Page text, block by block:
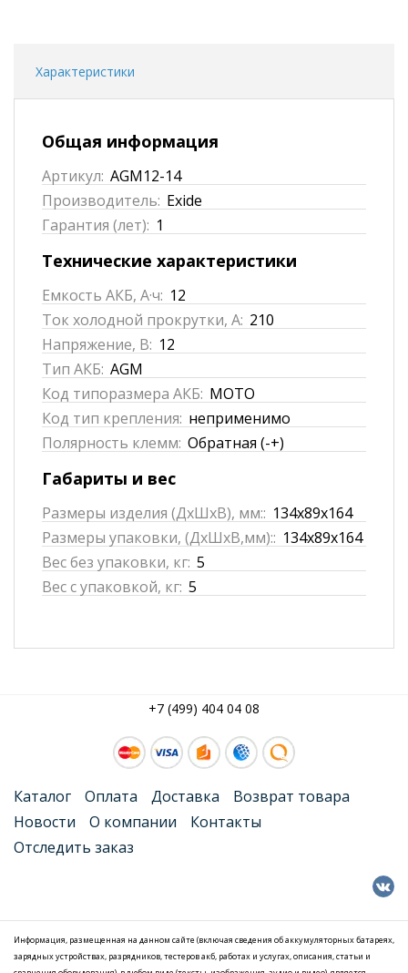
Характеристики
Общая информация
Артикул: AGM12-14
Производитель: Exide
Гарантия (лет): 1
Технические характеристики
Емкость АКБ, А·ч: 12
Ток холодной прокрутки, А: 210
Напряжение, В: 12
Тип АКБ: AGM
Код типоразмера АКБ: MOTO
Код тип крепления: неприменимо
Полярность клемм: Обратная (-+)
Габариты и вес
Размеры изделия (ДхШхВ), мм:: 134x89x164
Размеры упаковки, (ДхШхВ,мм):: 134x89x164
Вес без упаковки, кг: 5
Вес с упаковкой, кг: 5
+7 (499) 404 04 08
Каталог Оплата Доставка
Возврат товара
Новости
О компании
Контакты
Отследить заказ
Информация, размещенная на данном сайте (включая сведения об аккумуляторных батареях,
зарядных устройствах, разрядников, тестеров акб, работах и услугах, описания, статьи и